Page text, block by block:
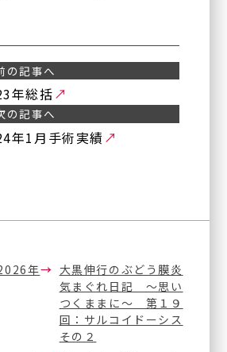
一般診療
白内障手術
硝子体手術
緑内障手術
眼底レーザー治療
硝子体注射
ボツリヌス療法
年
大黒伸行のぶどう膜炎
気まぐれ日記 ～思い
つくままに～ 第１９
回：サルコイドーシス
その２
の記事へ
年総括
の記事へ
年1月手術実績